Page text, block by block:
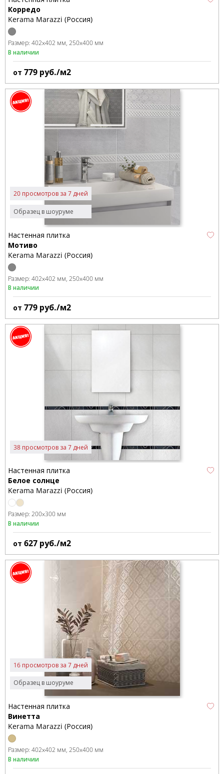
Корредо
Kerama Marazzi (Россия)
Размер: 402x402 мм 250x400 мм
В наличии
от 779 руб./м2
Образец в шоуруме
20 просмотров за 7 дней
Настенная плитка
Мотиво
Kerama Marazzi (Россия)
Размер: 402x402 мм 250x400 мм
В наличии
от 779 руб./м2
38 просмотров за 7 дней
Настенная плитка
Белое солнце
Kerama Marazzi (Россия)
Размер: 200x300 мм
В наличии
от 627 руб./м2
Образец в шоуруме
16 просмотров за 7 дней
Настенная плитка
Винетта
Kerama Marazzi (Россия)
Размер: 402x402 мм 250x400 мм
В наличии